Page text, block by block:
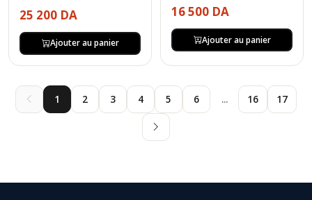
25 200 DA
Ajouter au panier
16 500 DA
Ajouter au panier
1 2 3 4 5 6 ... 16 17